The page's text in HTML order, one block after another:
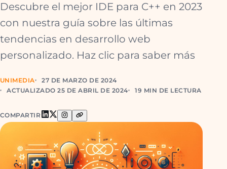
Descubre el mejor IDE para C++ en 2023
con nuestra guía sobre las últimas
tendencias en desarrollo web
personalizado. Haz clic para saber más
UNIMEDIA
27 DE MARZO DE 2024
ACTUALIZADO 25 DE ABRIL DE 2024
19 MIN DE LECTURA
COMPARTIR